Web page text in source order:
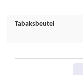
Tabaksbeutel